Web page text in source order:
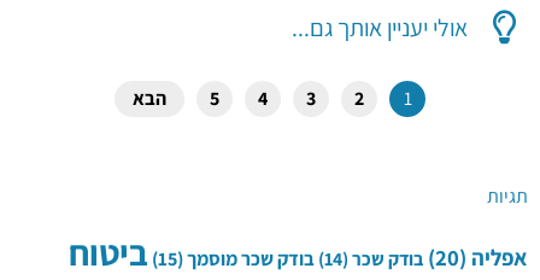
אולי יעניין אותך גם...
1 הבא
תגיות
אפליה(20) בודק שכר(14) בודק שכר מוסמך(15)
ביטוח